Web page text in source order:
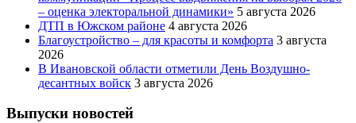
– оценка электоральной динамики» 5 августа 2026
ДТП в Южском районе 4 августа 2026
Благоустройство – для красоты и комфорта 3 августа
2026
В Ивановской области отметили День Воздушно-
десантных войск 3 августа 2026
Выпуски новостей